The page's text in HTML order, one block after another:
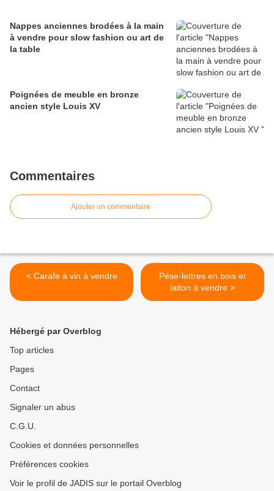
Nappes anciennes brodées à la main
à vendre pour slow fashion ou art de
la table
Poignées de meuble en bronze
ancien style Louis XV
Commentaires
Ajouter un commentaire
< Carafe à vin à vendre
Pése-lettres en bois et
laiton à vendre >
Hébergé par Overblog
Top articles
Pages
Contact
Signaler un abus
C.G.U.
Cookies et données personnelles
Préférences cookies
Voir le profil de JADIS sur le portail Overblog